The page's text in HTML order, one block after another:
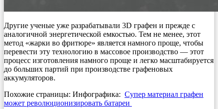
Другие ученые уже разрабатывали 3D графен и прежде с
аналогичной энергетической емкостью. Тем не менее, этот
метод «жарки во фритюре» является намного проще, чтобы
перевести эту технологию в массовое производство — этот
процесс изготовления намного проще и легко масштабируется
до больших партий при производстве графеновых
аккумуляторов.
Похожие страницы: Инфографика: Супер материал графен
может революционизировать батареи